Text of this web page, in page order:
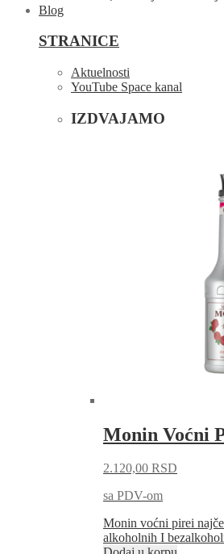
Blog
STRANICE
Aktuelnosti
YouTube Space kanal
IZDVAJAMO
Monin Voćni
2.120,00 RSD
sa PDV-om
Monin voćni pirei
alkoholnih I